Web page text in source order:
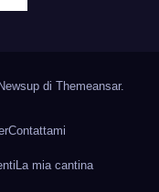
di Themeansar.
Contattami
La mia cantina